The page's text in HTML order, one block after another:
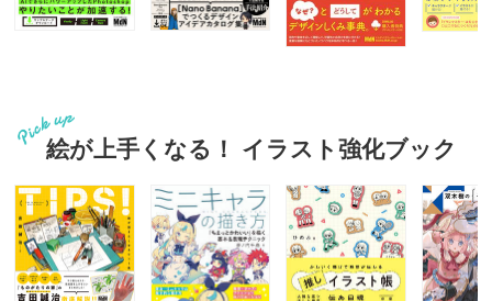
絵が上手くなる！ イラスト強化ブック